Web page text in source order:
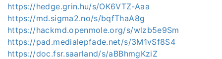
https://hedge.grin.hu/s/OK6VTZ-Aaa
https://md.sigma2.no/s/bqfThaA8g
https://hackmd.openmole.org/s/wlzb5e9Sm
https://pad.medialepfade.net/s/3M1vSf8S4
https://doc.fsr.saarland/s/aBBhmgKziZ